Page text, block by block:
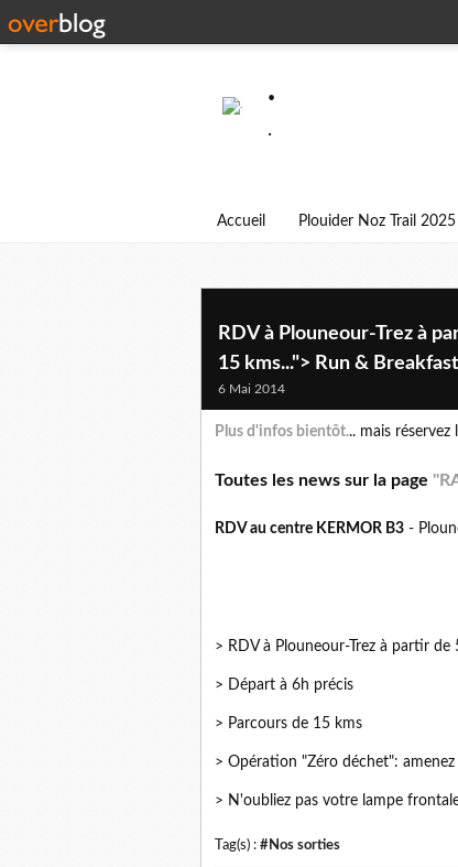
.
.
Accueil Plouider Noz Trail
RDV à Plouneour-Trez à
15 kms..."> Run &
6 Mai 2014
Plus d'infos bientôt... mais
Toutes les news sur la page
RDV au centre KERMOR B3 -
> RDV à Plouneour-Trez à partir de
> Départ à 6h précis
> Parcours de 15 kms
> Opération "Zéro déchet":
> N'oubliez pas votre lampe
Tag(s) : #Nos sorties